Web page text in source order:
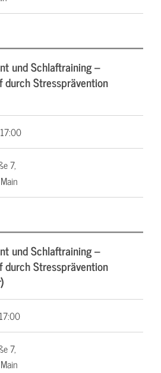
und Schlaftraining –
durch Stressprävention
7,
und Schlaftraining –
durch Stressprävention
7,